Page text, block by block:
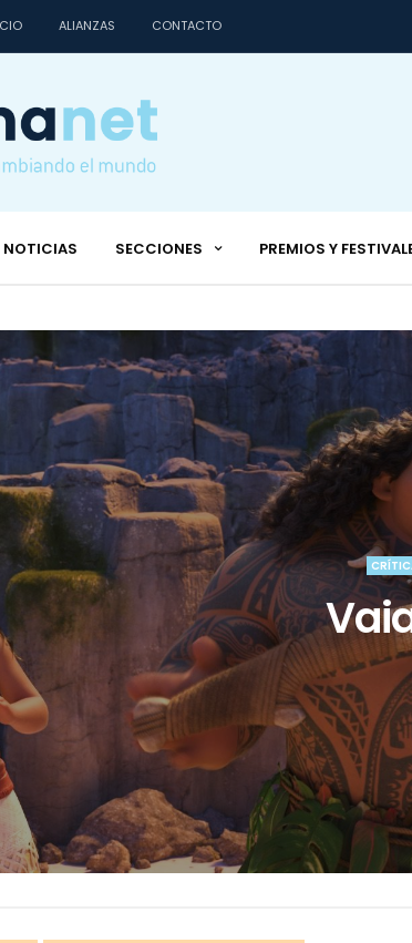
ALIANZAS CONTACTO
NOTICIAS SECCIONES PREMIOS Y